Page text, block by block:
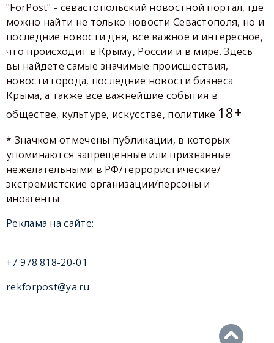
"ForPost" - севастопольский новостной портал, где
можно найти не только новости Севастополя, но и
последние новости дня, все важное и интересное,
что происходит в Крыму, России и в мире. Здесь
вы найдете самые значимые происшествия,
новости города, последние новости бизнеса
Крыма, а также все важнейшие события в
обществе, культуре, искусстве, политике.18+
* Значком отмечены публикации, в которых
упоминаются запрещенные или признанные
нежелательными в РФ/террористические/
экстремистские организации/персоны и
иноагенты.
Реклама на сайте:
+7 978 818-20-01
rekforpost@ya.ru